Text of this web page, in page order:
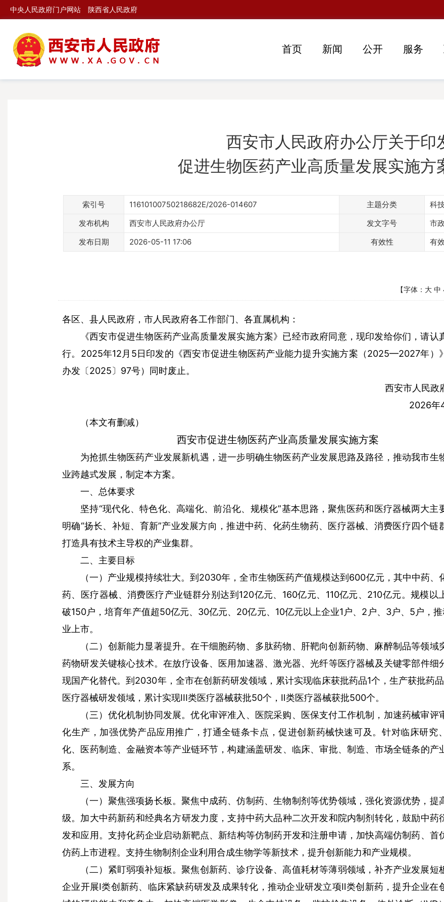
中央人民政府门户网站 陕西省人民政府
首页 新闻 公开 服务
西安市人民政府办公厅关于印
促进生物医药产业高质量发展实施方
索引号 11610100750218682E/2026-014607 主题分类
科
发布机构
西安市人民政府办公厅 发文字号
市
发布日期
2026-05-11 17:06 有效性 有效
【字体： 大 中
各区、县人民政府，市人民政府各工作部门、各直属机构：
《西安市促进生物医药产业高质量发展实施方案》已经市政府同意，现印发给你们，请认
行。2025年12月5日印发的《西安市促进生物医药产业能力提升实施方案（2025—2027年）
办发〔2025〕97号）同时废止。
西安市人民政
2026年
（本文有删减）
西安市促进生物医药产业高质量发展实施方案
为抢抓生物医药产业发展新机遇，进一步明确生物医药产业发展思路及路径，推动我市生
业跨越式发展，制定本方案。
一、总体要求
坚持“现代化、特色化、高端化、前沿化、规模化”基本思路，聚焦医药和医疗器械两大主
明确“扬长、补短、育新”产业发展方向，推进中药、化药生物药、医疗器械、消费医疗四个链
打造具有技术主导权的产业集群。
二、主要目标
（一）产业规模持续壮大。到2030年，全市生物医药产值规模达到600亿元，其中中药、
药、医疗器械、消费医疗产业链群分别达到120亿元、160亿元、110亿元、210亿元。规模以
破150户，培育年产值超50亿元、30亿元、20亿元、10亿元以上企业1户、2户、3户、5户，
业上市。
（二）创新能力显著提升。在干细胞药物、多肽药物、肝靶向创新药物、麻醉制品等领域
药物研发关键核心技术。在放疗设备、医用加速器、激光器、光纤等医疗器械及关键零部件细
现国产化替代。到2030年，全市在创新药研发领域，累计实现临床获批药品1个，生产获批药
医疗器械研发领域，累计实现III类医疗器械获批50个，Ⅱ类医疗器械获批500个。
（三）优化机制协同发展。优化审评准入、医院采购、医保支付工作机制，加速药械审评
化生产，加强优势产品应用推广，打通全链条卡点，促进创新药械快速可及。针对临床研究
化、医药制造、金融资本等产业链环节，构建涵盖研发、临床、审批、制造、市场全链条的产
系。
三、发展方向
（一）聚焦强项扬长板。聚焦中成药、仿制药、生物制剂等优势领域，强化资源优势，提
级。加大中药新药和经典名方研发力度，支持中药大品种二次开发和院内制剂转化，鼓励中药
发和应用。支持化药企业启动新靶点、新结构等仿制药开发和注册申请，加快高端仿制药、首
仿药上市进程。支持生物制剂企业利用合成生物学等新技术，提升创新能力和产业规模。
（二）紧盯弱项补短板。聚焦创新药、诊疗设备、高值耗材等薄弱领域，补齐产业发展短
企业开展I类创新药、临床紧缺药研发及成果转化，推动企业研发立项Ⅱ类创新药，提升企业在